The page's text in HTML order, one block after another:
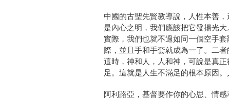
中國的古聖先賢教導說，人性本善
是內心之明，我們應該把它發揚光
實際，我們也就不過如同一個空手
際，並且手和手套就成為一了。二
這時，神和人，人和神，可說是真
足。這就是人生不滿足的根本原因
阿利路亞，基督要作你的心思、情